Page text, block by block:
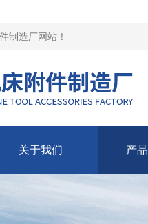
制造厂网站 ！
关于我们 产